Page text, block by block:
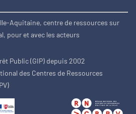
Aquitaine, centre de ressources sur
pour et avec les acteurs
Public (GIP) depuis 2002
des Centres de Ressources